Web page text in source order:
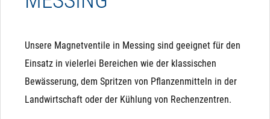
Unsere Magnetventile in Messing sind geeignet für den
Einsatz in vielerlei Bereichen wie der klassischen
Bewässerung, dem Spritzen von Pflanzenmitteln in der
Landwirtschaft oder der Kühlung von Rechenzentren.